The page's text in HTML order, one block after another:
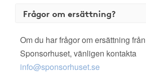
Frågor om ersättning?
Om du har frågor om ersättning
Sponsorhuset, vänligen kontakta
info@sponsorhuset.se